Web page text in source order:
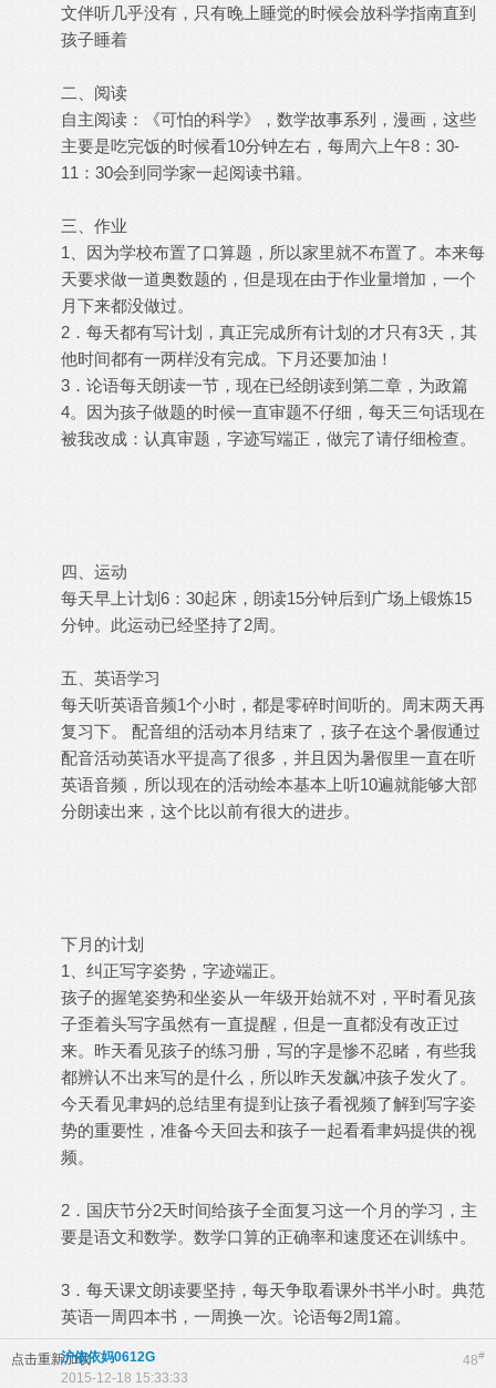
文伴听几乎没有，只有晚上睡觉的时候会放科学指南直到
孩子睡着
二、阅读
自主阅读：《可怕的科学》，数学故事系列，漫画，这些
主要是吃完饭的时候看10分钟左右，每周六上午8：30-
11：30会到同学家一起阅读书籍。
三、作业
1、因为学校布置了口算题，所以家里就不布置了。本来每
天要求做一道奥数题的，但是现在由于作业量增加，一个
月下来都没做过。
2．每天都有写计划，真正完成所有计划的才只有3天，其
他时间都有一两样没有完成。下月还要加油！
3．论语每天朗读一节，现在已经朗读到第二章，为政篇
4。因为孩子做题的时候一直审题不仔细，每天三句话现在
被我改成：认真审题，字迹写端正，做完了请仔细检查。
四、运动
每天早上计划6：30起床，朗读15分钟后到广场上锻炼15
分钟。此运动已经坚持了2周。
五、英语学习
每天听英语音频1个小时，都是零碎时间听的。周末两天再
复习下。 配音组的活动本月结束了，孩子在这个暑假通过
配音活动英语水平提高了很多，并且因为暑假里一直在听
英语音频，所以现在的活动绘本基本上听10遍就能够大部
分朗读出来，这个比以前有很大的进步。
下月的计划
1、纠正写字姿势，字迹端正。
孩子的握笔姿势和坐姿从一年级开始就不对，平时看见孩
子歪着头写字虽然有一直提醒，但是一直都没有改正过
来。昨天看见孩子的练习册，写的字是惨不忍睹，有些我
都辨认不出来写的是什么，所以昨天发飙冲孩子发火了。
今天看见聿妈的总结里有提到让孩子看视频了解到写字姿
势的重要性，准备今天回去和孩子一起看看聿妈提供的视
频。
2．国庆节分2天时间给孩子全面复习这一个月的学习，主
要是语文和数学。数学口算的正确率和速度还在训练中。
3．每天课文朗读要坚持，每天争取看课外书半小时。典范
英语一周四本书，一周换一次。论语每2周1篇。
点击重新加载 48#
沪依依妈0612G
2015-12-18 15:33:33